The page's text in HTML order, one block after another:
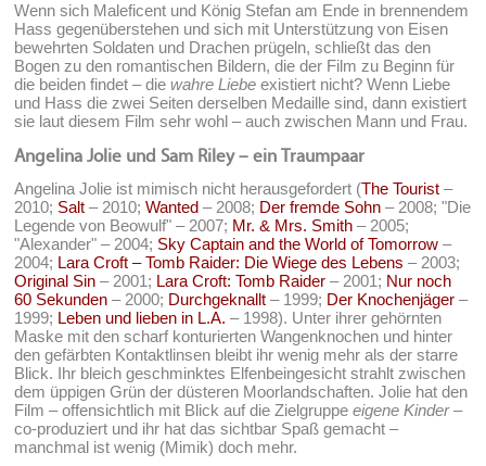
Wenn sich Maleficent und König Stefan am Ende in brennendem
Hass gegenüberstehen und sich mit Unterstützung von Eisen
bewehrten Soldaten und Drachen prügeln, schließt das den
Bogen zu den romantischen Bildern, die der Film zu Beginn für
die beiden findet – diewahre Liebe existiert nicht? Wenn Liebe
und Hass die zwei Seiten derselben Medaille sind, dann existiert
sie laut diesem Film sehr wohl – auch zwischen Mann und Frau.
Angelina Jolie und Sam Riley – ein Traumpaar
Angelina Jolie ist mimisch nicht herausgefordert (The Tourist –
2010; Salt – 2010;Wanted – 2008; Der fremde Sohn – 2008; "Die
Legende von Beowulf" – 2007; Mr. & Mrs. Smith – 2005;
"Alexander" – 2004; Sky Captain and the World of Tomorrow –
2004; Lara Croft – Tomb Raider: Die Wiege des Lebens – 2003;
Original Sin – 2001; Lara Croft: Tomb Raider – 2001; Nur noch
60 Sekunden – 2000; Durchgeknallt – 1999; Der Knochenjäger –
1999; Leben und lieben in L.A. – 1998). Unter ihrer gehörnten
Maske mit den scharf konturierten Wangenknochen und hinter
den gefärbten Kontaktlinsen bleibt ihr wenig mehr als der starre
Blick. Ihr bleich geschminktes Elfenbeingesicht strahlt zwischen
dem üppigen Grün der düsteren Moorlandschaften. Jolie hat den
Film – offensichtlich mit Blick auf die Zielgruppeeigene Kinder–
co-produziert und ihr hat das sichtbar Spaß gemacht –
manchmal ist wenig (Mimik) doch mehr.